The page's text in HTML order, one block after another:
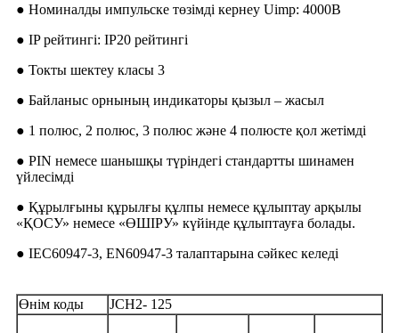
● Номиналды импульске төзімді кернеу Uimp: 4000В
● IP рейтингі: IP20 рейтингі
● Токты шектеу класы 3
● Байланыс орнының индикаторы қызыл – жасыл
● 1 полюс, 2 полюс, 3 полюс және 4 полюсте қол жетімді
● PIN немесе шанышқы түріндегі стандартты шинамен
үйлесімді
● Құрылғыны құрылғы құлпы немесе құлыптау арқылы
«ҚОСУ» немесе «ӨШІРУ» күйінде құлыптауға болады.
● IEC60947-3, EN60947-3 талаптарына сәйкес келеді
Өнім коды JCH2- 125